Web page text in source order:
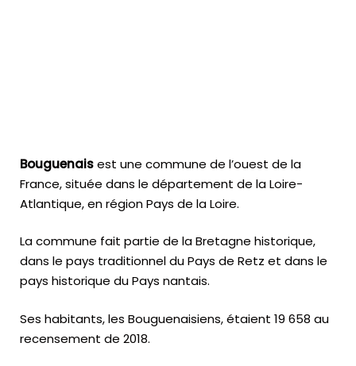
Bouguenaisest une commune de l’ouest de la
France, située dans le département de la Loire-
Atlantique, en région Pays de la Loire.
La commune fait partie de la Bretagne historique,
dans le pays traditionnel du Pays de Retz et dans le
pays historique du Pays nantais.
Ses habitants, les Bouguenaisiens, étaient 19 658 au
recensement de 2018.